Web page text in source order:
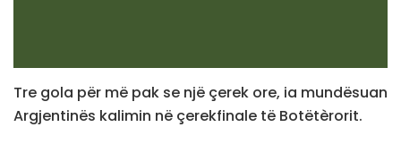
Tre gola për më pak se një çerek ore, ia mundësuan
Argjentinës kalimin në çerekfinale të Botëtèrorit.